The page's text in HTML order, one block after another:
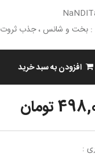
: بخت و شانس ، جذب ثروت
افزودن به سبد خرید
تومان
: